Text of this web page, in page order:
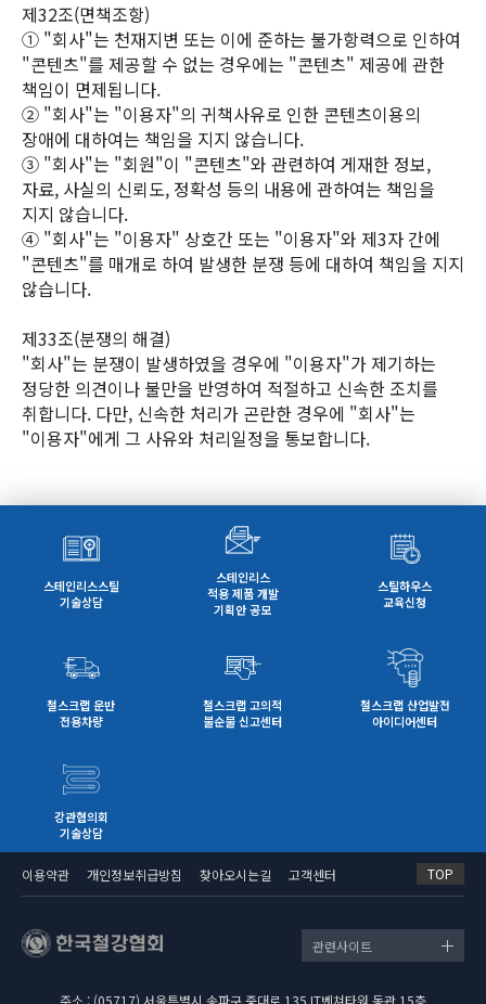
제32조(면책조항)
① "회사"는 천재지변 또는 이에 준하는 불가항력으로 인하여
"콘텐츠"를 제공할 수 없는 경우에는 "콘텐츠" 제공에 관한
책임이 면제됩니다.
② "회사"는 "이용자"의 귀책사유로 인한 콘텐츠이용의
장애에 대하여는 책임을 지지 않습니다.
③ "회사"는 "회원"이 "콘텐츠"와 관련하여 게재한 정보,
자료, 사실의 신뢰도, 정확성 등의 내용에 관하여는 책임을
지지 않습니다.
④ "회사"는 "이용자" 상호간 또는 "이용자"와 제3자 간에
"콘텐츠"를 매개로 하여 발생한 분쟁 등에 대하여 책임을 지지
않습니다.
제33조(분쟁의 해결)
"회사"는 분쟁이 발생하였을 경우에 "이용자"가 제기하는
정당한 의견이나 불만을 반영하여 적절하고 신속한 조치를
취합니다. 다만, 신속한 처리가 곤란한 경우에 "회사"는
"이용자"에게 그 사유와 처리일정을 통보합니다.
스테인리스스틸
기술상담
스테인리스
적용 제품 개발
기획안 공모
스틸하우스
교육신청
철스크랩 운반
전용차량
철스크랩 고의적
불순물 신고센터
철스크랩 산업발전
아이디어센터
강관협의회
기술상담
이용약관 개인정보취급방침 찾아오시는길 고객센터
관련사이트
TOP